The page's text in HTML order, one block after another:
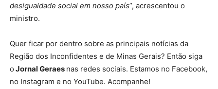
desigualdade social em nosso país”, acrescentou o
ministro.
Quer ficar por dentro sobre as principais notícias da
Região dos Inconfidentes e de Minas Gerais? Então siga
o Jornal Geraes nas redes sociais. Estamos no Facebook,
no Instagram e no YouTube. Acompanhe!